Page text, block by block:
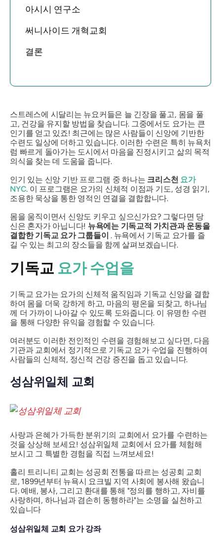
아시시 연구소
써니사이드 개혁교회
결론
스트레스에 시달리는 뉴요커들은 늘 긴장을 풀고, 몸을 풀
고, 건강을 유지할 방법을 찾습니다. 그중에서도 요가는 큰
인기를 얻고 있죠! 최근에는 많은 사람들이 신앙에 기반한
수련도 일상에 더하고 있습니다. 이러한 수련은 특히 뉴욕처
럼 빠르게 돌아가는 도시에서 마음을 진정시키고 삶의 목적
의식을 찾는 데 도움을 줍니다.
인기 있는 신앙 기반 프로그램 중 하나는 크리스천 요가
NYC. 이 프로그램은 요가의 신체적 이점과 기도, 성경 읽기,
조용한 묵상을 통한 영적인 연결을 결합합니다.
몸을 움직이면서 신앙도 키우고 싶으신가요? 그렇다면 당
신은 혼자가 아닙니다! 뉴욕에는 기독교적 가치관과 운동을
결합한 기독교 요가 그룹들이 . 뉴욕에서 기독교 요가를 즐
길 수 있는 최고의 장소들을 함께 살펴보겠습니다.
기독교 요가 수업을
기독교 요가는 요가의 신체적 움직임과 기독교 신앙을 결합
하여 몸을 더욱 강하게 하고, 마음의 평온을 되찾고, 하나님
께 더 가까이 나아갈 수 있도록 도와줍니다. 이 유명한 수련
을 통해 다양한 유익을 경험할 수 있습니다.
여러분도 이러한 전인적인 수련을 경험해보고 싶다면, 다음
기관과 교회에서 정기적으로 기독교 요가 수업을 진행하여
사람들의 신체적, 정신적 건강 증진을 돕고 있습니다.
성삼위일체 교회
사랑과 은혜가 가득한 분위기의 교회에서 요가를 수련하는
것을 상상해 보세요! 성삼위일체 교회에서 요가를 체험해
보시고 그 특별한 경험을 직접 느껴보세요!
홀리 트리니티 교회는 성공회 전통을 따르는 성공회 교회
로, 1899년부터 뉴욕시 요크빌 지역 사회에 봉사해 왔습니
다. 예배, 봉사, 그리고 환대를 통해 "정의를 행하고, 자비를
사랑하며, 하나님과 겸손히 동행하라"는 소명을 실천하고
있습니다
성삼위일체 교회 요가 강좌